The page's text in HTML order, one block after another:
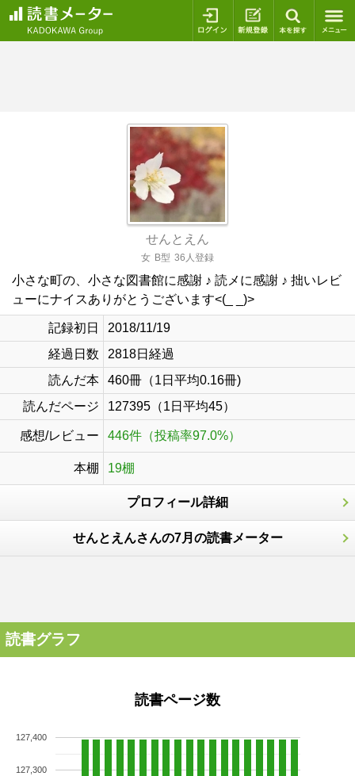
ログイン 新規登録
せんとえん
女 B型 36人登録
小さな町の、小さな図書館に感謝 ♪ 読メに感謝 ♪ 拙いレビ
ューにナイスありがとうございます<(_ _)>
記録初日
2018/11/19
経過日数
2818日経過
読んだ本
460冊（1日平均0.16冊)
読んだページ
127395（1日平均45）
感想/レビュー 446件（投稿率97.0%）
本棚 19棚
プロフィール詳細
せんとえんさんの7月の読書メーター
読書グラフ
読書ページ数
127,300
127,400